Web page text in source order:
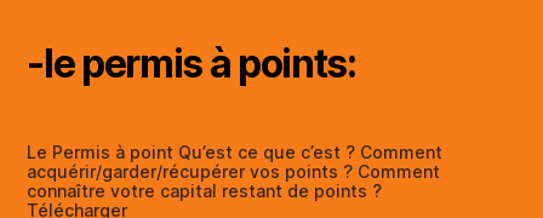
-le permis à points:
Le Permis à point Qu’est ce que c’est ? Comment
acquérir/garder/récupérer vos points ? Comment
connaître votre capital restant de points ?
Télécharger